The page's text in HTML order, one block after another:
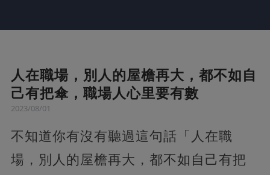
人在職場，別人的屋檐再大，都不如自
己有把傘，職場人心里要有數
2023/08/01
不知道你有沒有聽過這句話「人在職
場，別人的屋檐再大，都不如自己有把